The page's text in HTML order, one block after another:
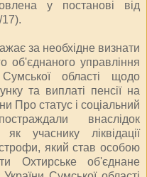
у постанові від
за необхідне визнати
об'єднаного управління
області щодо
та виплаті пенсії на
Про статус і соціальний
внаслідок
учаснику ліквідації
який став особою
Охтирське об'єднане